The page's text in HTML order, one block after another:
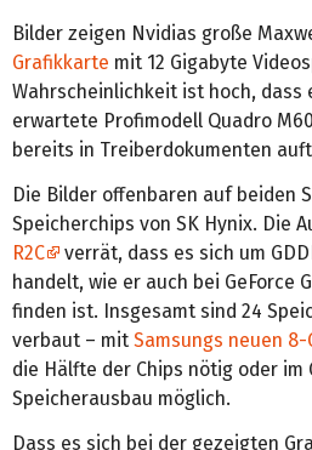
Bilder zeigen Nvidias große
Grafikkarte mit 12 Gigabyte
Wahrscheinlichkeit ist hoch, dass
erwartete Profimodell Quadro
bereits in Treiberdokumenten
Die Bilder offenbaren auf beiden
Speicherchips von SK Hynix. Die
R2C
verrät, dass es sich um
handelt, wie er auch bei GeForce
finden ist. Insgesamt sind 24
verbaut – mit Samsungs neuen
die Hälfte der Chips nötig oder im
Speicherausbau möglich.
Dass es sich bei der gezeigten